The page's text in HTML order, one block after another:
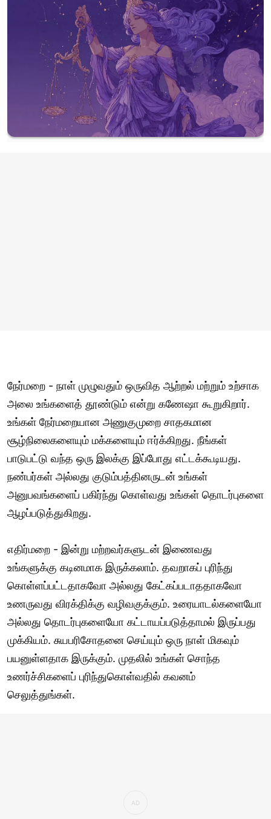
நேர்மறை - நாள் முழுவதும் ஒருவித ஆற்றல் மற்றும் உற்சாக
அலை உங்களைத் தூண்டும் என்று கணேஷா கூறுகிறார்.
உங்கள் நேர்மறையான அணுகுமுறை சாதகமான
சூழ்நிலைகளையும் மக்களையும் ஈர்க்கிறது. நீங்கள்
பாடுபட்டு வந்த ஒரு இலக்கு இப்போது எட்டக்கூடியது.
நண்பர்கள் அல்லது குடும்பத்தினருடன் உங்கள்
அனுபவங்களைப் பகிர்ந்து கொள்வது உங்கள் தொடர்புகளை
ஆழப்படுத்துகிறது.
எதிர்மறை - இன்று மற்றவர்களுடன் இணைவது
உங்களுக்கு கடினமாக இருக்கலாம். தவறாகப் புரிந்து
கொள்ளப்பட்டதாகவோ அல்லது கேட்கப்படாததாகவோ
உணருவது விரக்திக்கு வழிவகுக்கும். உரையாடல்களையோ
அல்லது தொடர்புகளையோ கட்டாயப்படுத்தாமல் இருப்பது
முக்கியம். சுயபரிசோதனை செய்யும் ஒரு நாள் மிகவும்
பயனுள்ளதாக இருக்கும். முதலில் உங்கள் சொந்த
உணர்ச்சிகளைப் புரிந்துகொள்வதில் கவனம்
செலுத்துங்கள்.